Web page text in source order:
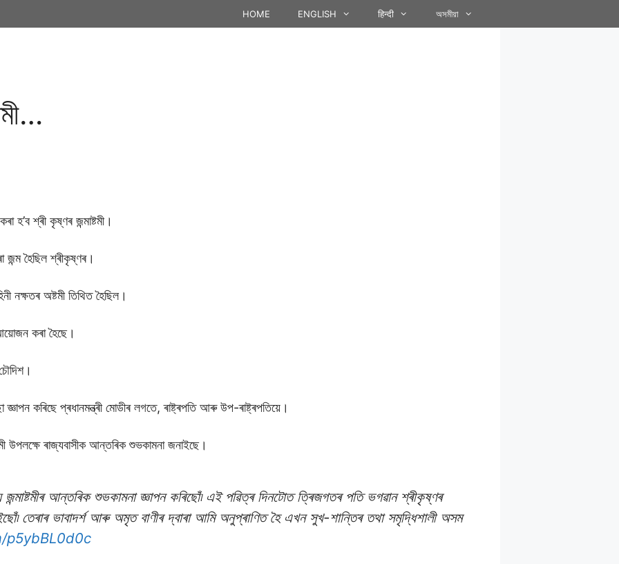
HOME ENGLISH हिन्दी অসমীয়া
হ’ব শ্ৰী কৃষ্ণৰ জন্মাষ্টমী।
জন্ম হৈছিল শ্ৰীকৃষ্ণৰ।
নক্ষতৰ অষ্টমী তিথিত হৈছিল।
কৰা হৈছে।
কৰিছে প্ৰধানমন্ত্ৰী মোডীৰ লগতে, ৰাষ্ট্ৰপতি আৰু উপ-ৰাষ্ট্ৰপতিয়ে।
উপলক্ষে ৰাজ্যবাসীক আন্তৰিক শুভকামনা জনাইছে।
আন্তৰিক শুভকামনা জ্ঞাপন কৰিছোঁ৷ এই পৱিত্ৰ দিনটোত ত্ৰিজগতৰ পতি ভগৱান শ্ৰীকৃষ্ণৰ
তেৰাৰ ভাবাদৰ্শ আৰু অমৃত বাণীৰ দ্বাৰা আমি অনুপ্ৰাণিত হৈ এখন সুখ-শান্তিৰ তথা সমৃদ্ধিশালী অসম
p5ybBL0d0c